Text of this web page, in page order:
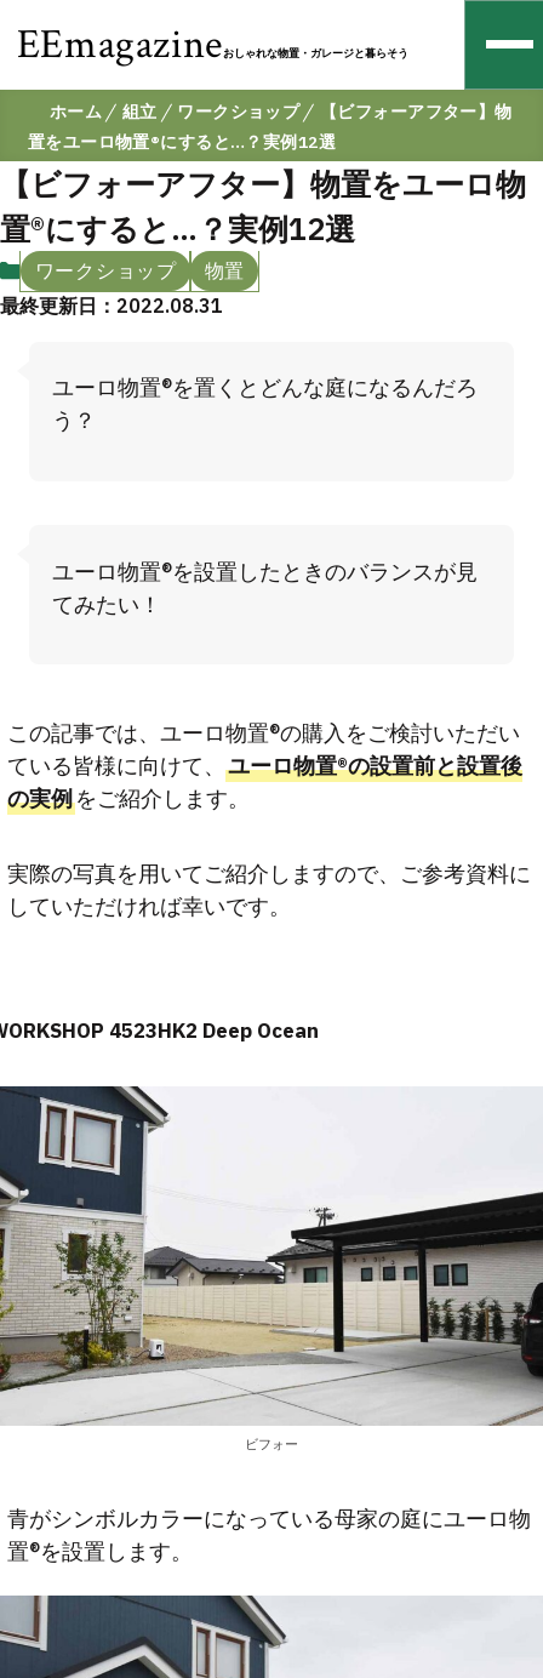
EEmagazineおしゃれな物置・ガレージと暮らそう
ホーム 組立 ワークショップ
【ビフォーアフター】物
置をユーロ物置®にすると…？実例12選
【ビフォーアフター】物置をユーロ物
置®にすると…？実例12選
ワークショップ
物置
最終更新日：2022.08.31
ユーロ物置®を置くとどんな庭になるんだろ
う？
ユーロ物置®を設置したときのバランスが見
てみたい！
この記事では、ユーロ物置®の購入をご検討いただい
ている皆様に向けて、 ユーロ物置®の設置前と設置後
の実例をご紹介します。
実際の写真を用いてご紹介しますので、ご参考資料に
していただければ幸いです。
4523HK2 Deep Ocean
ビフォー
青がシンボルカラーになっている母家の庭にユーロ物
置®を設置します。